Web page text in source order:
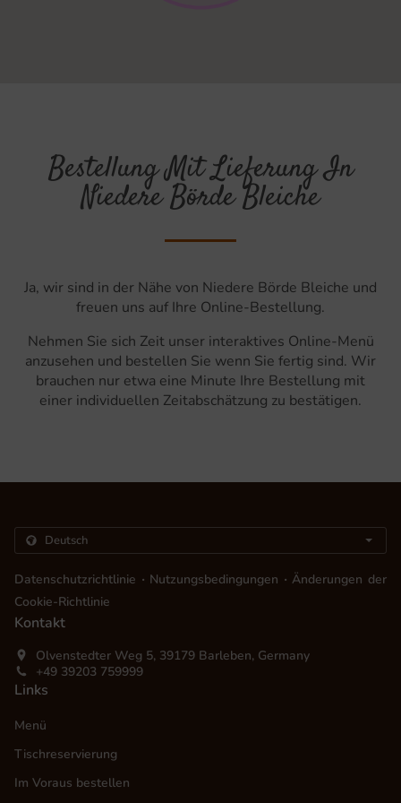
Bestellung Mit Lieferung In
Niedere Börde Bleiche
Ja, wir sind in der Nähe von Niedere Börde Bleiche und
freuen uns auf Ihre Online-Bestellung.
Nehmen Sie sich Zeit unser interaktives Online-Menü
anzusehen und bestellen Sie wenn Sie fertig sind. Wir
brauchen nur etwa eine Minute Ihre Bestellung mit
einer individuellen Zeitabschätzung zu bestätigen.
Datenschutzrichtlinie . Nutzungsbedingungen . Änderungen der
Cookie-Richtlinie
Kontakt
Olvenstedter Weg 5, 39179 Barleben, Germany
+49 39203 759999
Links
Menü
Tischreservierung
Im Voraus bestellen